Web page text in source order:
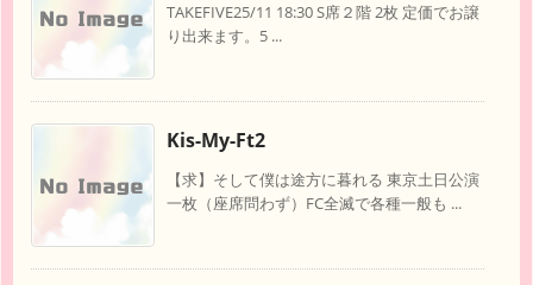
TAKEFIVE25/11 18:30 S席２階 2枚 定価でお譲
り出来ます。5 ...
Kis-My-Ft2
【求】そして僕は途方に暮れる 東京土日公演
一枚（座席問わず）FC全滅で各種一般も ...